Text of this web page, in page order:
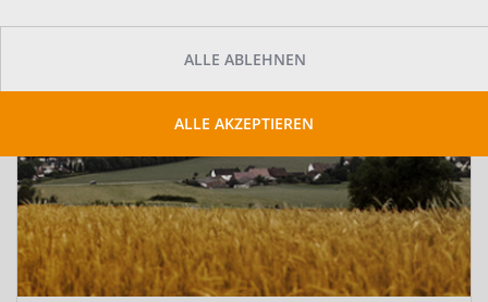
ALLE ABLEHNEN
ALLE AKZEPTIEREN